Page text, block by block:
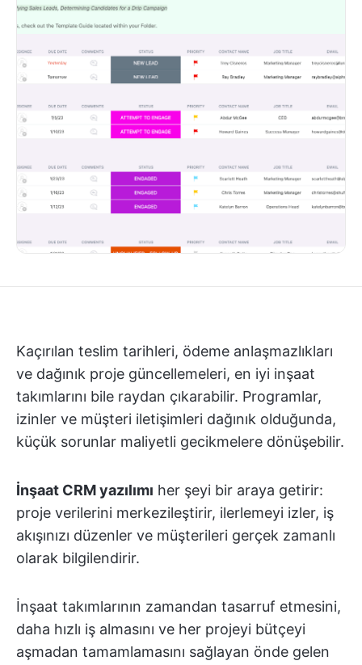
Kaçırılan teslim tarihleri, ödeme anlaşmazlıkları
ve dağınık proje güncellemeleri, en iyi inşaat
takımlarını bile raydan çıkarabilir. Programlar,
izinler ve müşteri iletişimleri dağınık olduğunda,
küçük sorunlar maliyetli gecikmelere dönüşebilir.
İnşaat CRM yazılımı her şeyi bir araya getirir:
proje verilerini merkezileştirir, ilerlemeyi izler, iş
akışınızı düzenler ve müşterileri gerçek zamanlı
olarak bilgilendirir.
İnşaat takımlarının zamandan tasarruf etmesini,
daha hızlı iş almasını ve her projeyi bütçeyi
aşmadan tamamlamasını sağlayan önde gelen